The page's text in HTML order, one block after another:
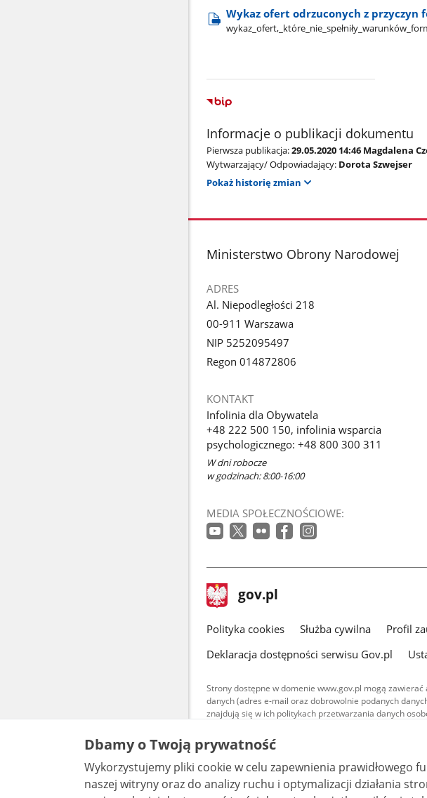
Wykaz ofert odrzuconych z przyczyn
Informacje o publikacji dokumentu
Pierwsza publikacja:29.05.2020 14:46 Magdalena
Wytwarzający/ Odpowiadający: Dorota Szwejser
Pokaż historię zmian
stopka
Ministerstwo Obrony Narodowej
ADRES
Al. Niepodległości 218
00-911 Warszawa
NIP 5252095497
Regon 014872806
KONTAKT
Infolinia dla Obywatela
+48 222 500 150, infolinia wsparcia
psychologicznego: +48 800 300 311
W dni robocze
w godzinach: 8:00-16:00
MEDIA SPOŁECZNOŚCIOWE:
stopka
gov.pl Strona
gov.pl
gov.pl
Polityka cookies Służba cywilna Profil
Deklaracja dostępności serwisu Gov.pl
Strony dostępne w domenie www.gov.pl mogą
danych (adres e-mail oraz dobrowolnie podanych
znajdują się w ich politykach przetwarzania danych
Treści tekstowe publikowane w serwisie
udostępniane na licencji typu Creative
warunkach 4.0 (CC BY-SA 4.0).
są udostępniane na licencji typu
bez utworów zależnych 4.0 (CC BY-NC-
Dbamy o Twoją prywatność
Wykorzystujemy pliki cookie w celu zapewnienia prawidłowego
naszej witryny oraz do analizy ruchu i optymalizacji działania strony. Dzięki